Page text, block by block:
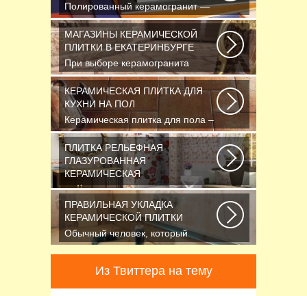
Полированный керамогранит —
это шик, блеск и красота.
Прекрасный выбор...
МАГАЗИНЫ КЕРАМИЧЕСКОЙ
ПЛИТКИ В ЕКАТЕРИНБУРГЕ
При выборе керамогранита
обратите внимание и на то, для
отделки каких поверхностей...
КЕРАМИЧЕСКАЯ ПЛИТКА ДЛЯ
КУХНИ НА ПОЛ
Керамическая плитка для пола –
практичный и долговечный
отделочный материал...
ПЛИТКА РЕЛЬЕФНАЯ
ГЛАЗУРОВАННАЯ
КЕРАМИЧЕСКАЯ
Если вы хотите защитить
поверхность стен от влажности и
загрязнений, то...
ПРАВИЛЬНАЯ УКЛАДКА
КЕРАМИЧЕСКОЙ ПЛИТКИ
Обычный человек, который
желает преобразить вид ванной
Из Твиттера на тему